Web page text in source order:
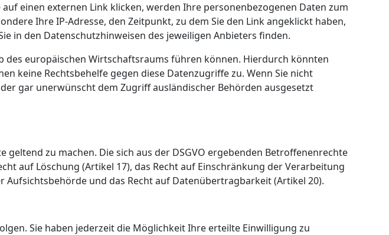
einen externen Link klicken, werden Ihre personenbezogenen Daten zum
Ihre IP-Adresse, den Zeitpunkt, zu dem Sie den Link angeklickt haben,
in den Datenschutzhinweisen des jeweiligen Anbieters finden.
des europäischen Wirtschaftsraums führen können. Hierdurch könnten
keine Rechtsbehelfe gegen diese Datenzugriffe zu. Wenn Sie nicht
gar unerwünscht dem Zugriff ausländischer Behörden ausgesetzt
geltend zu machen. Die sich aus der DSGVO ergebenden Betroffenenrechte
auf Löschung (Artikel 17), das Recht auf Einschränkung der Verarbeitung
Aufsichtsbehörde und das Recht auf Datenübertragbarkeit (Artikel 20).
Sie haben jederzeit die Möglichkeit Ihre erteilte Einwilligung zu